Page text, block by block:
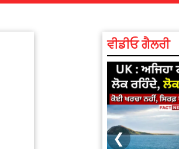
ਵੀਡੀਓ ਗੈਲਰੀ
❮